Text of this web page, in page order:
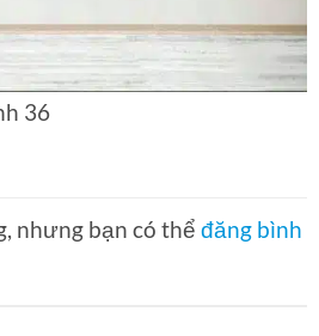
36
nhưng bạn có thể đăng bình